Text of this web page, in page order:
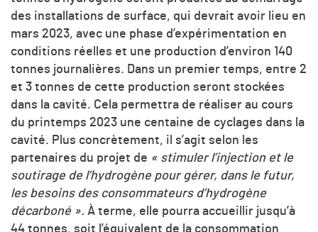
des installations de surface, qui devrait avoir lieu en
mars 2023, avec une phase d’expérimentation en
conditions réelles et une production d’environ 140
tonnes journalières. Dans un premier temps, entre 2
et 3 tonnes de cette production seront stockées
dans la cavité. Cela permettra de réaliser au cours
du printemps 2023 une centaine de cyclages dans la
cavité. Plus concrètement, il s’agit selon les
partenaires du projet de « stimuler l’injection et le
soutirage de l’hydrogène pour gérer, dans le futur,
les besoins des consommateurs d’hydrogène
décarboné ». À terme, elle pourra accueillir jusqu’à
44 tonnes, soit l’équivalent de la consommation